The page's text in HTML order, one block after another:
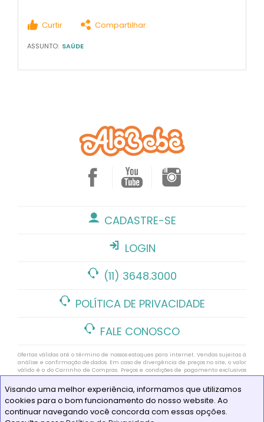
Visando uma melhor experiência, informamos que utilizamos
cookies para o bom funcionamento do nosso website. Ao
continuar navegando você concorda com essas opções.
Curtir Compartilhar
ASSUNTO: SAÚDE
CADASTRE-SE
LOGIN
(11) 3648.3000
POLÍTICA DE PRIVACIDADE
FALE CONOSCO
Ofertas válidas até o término de nossos estoques para internet. Vendas sujeitas à
análise e confirmação de dados. Em caso de divergência de preços no site, o valor
válido é o do Carrinho de Compras. Preços e condições de pagamento exclusivos
para compras via internet. As imagens de produtos deste site pertencem a Alô
Bebê. Não é permitida a utilização sem autorização https://www.alobebe.com.br
CNPJ Loja Virtual: 11.928.659/0006-33
© COPYRIGHT 1987/2021 - ALÔ BEBÊ 34 ANOS - TODOS OS DIREITOS
RESERVADOS - TELEFONE: (11) 3648.3000